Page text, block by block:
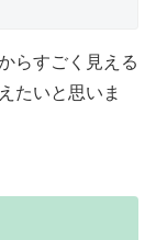
らすごく見える
たいと思いま